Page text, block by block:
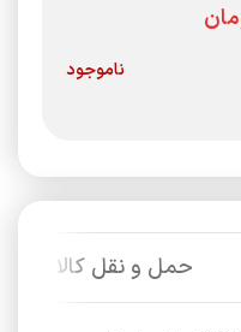
ناموجود
حمل و نقل کالا